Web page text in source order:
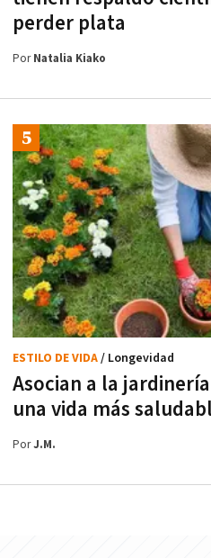
perder plata
PorNatalia Kiako
Asocian a la
una vida más
ESTILO DE VIDA/ Longevidad
PorJ.M.